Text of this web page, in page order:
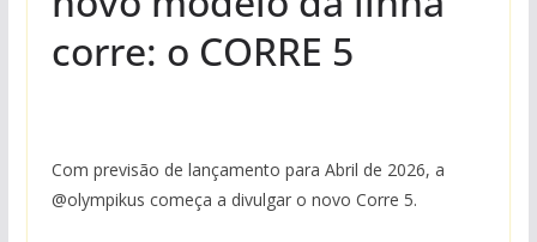
corre: o CORRE 5
Com previsão de lançamento para Abril de 2026, a
@olympikus começa a divulgar o novo Corre 5.